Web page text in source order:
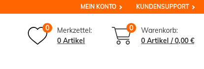
MEIN KONTO KUNDENSUPPORT
0
Merkzettel:
0 Artikel
0
Warenkorb:
0 Artikel /0,00 €